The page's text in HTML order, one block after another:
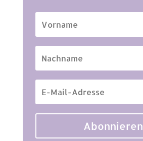
Abonnieren